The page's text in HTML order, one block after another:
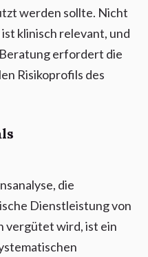
werden sollte. Nicht
klinisch relevant, und
erfordert die
Risikoprofils des
die
Dienstleistung von
vergütet wird, ist ein